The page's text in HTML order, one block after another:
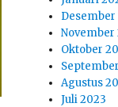
Desember
November
Oktober
Agustus
Juli 2023